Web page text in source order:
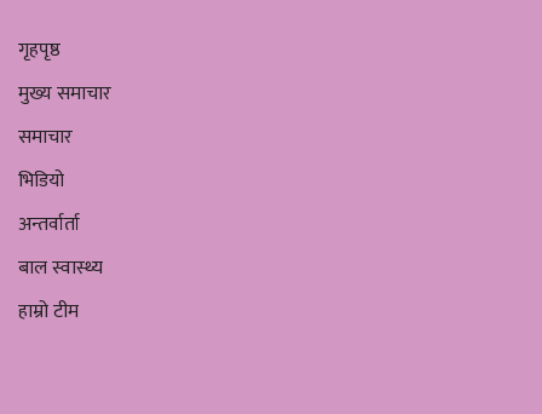
गृहपृष्ठ
मुख्य समाचार
समाचार
भिडियो
अन्तर्वार्ता
बाल स्वास्थ्य
हाम्रो टीम